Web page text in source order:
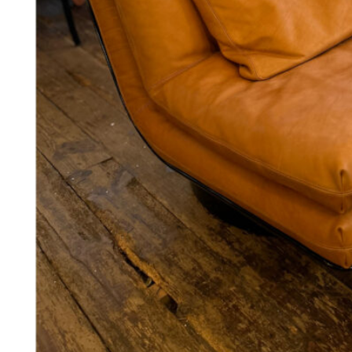
DKKTilføj til kurv
Kasse